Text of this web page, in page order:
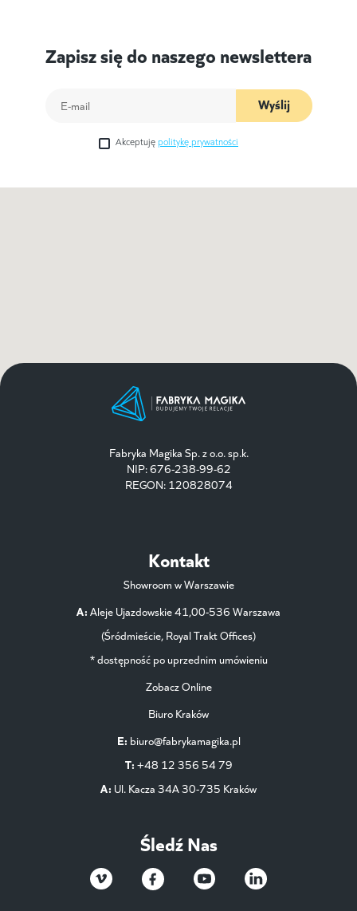
Zapisz się do naszego newslettera
Wyślij
Akceptuję politykę prywatności
Fabryka Magika Sp. z o.o. sp.k.
NIP: 676-238-99-62
REGON: 120828074
Kontakt
Showroom w Warszawie
A: Aleje Ujazdowskie 41,00-536 Warszawa
(Śródmieście, Royal Trakt Offices)
* dostępność po uprzednim umówieniu
Zobacz Online
Biuro Kraków
E: biuro@fabrykamagika.pl
T: +48 12 356 54 79
A: Ul. Kacza 34A 30-735 Kraków
Śledź Nas